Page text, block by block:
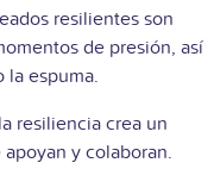
resilientes son
de presión, así
la espuma.
resiliencia crea un
y colaboran.